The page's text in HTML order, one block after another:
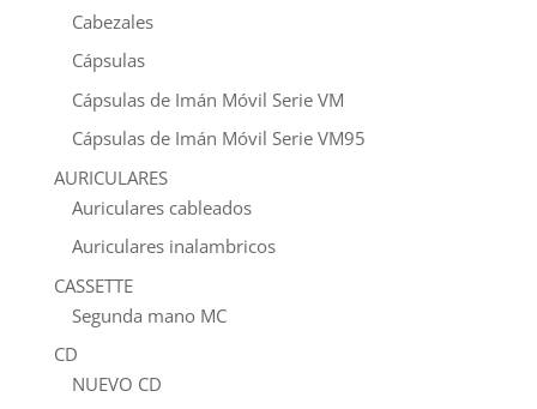
Cabezales
Cápsulas
Cápsulas de Imán Móvil Serie VM
Cápsulas de Imán Móvil Serie VM95
AURICULARES
Auriculares cableados
Auriculares inalambricos
CASSETTE
Segunda mano MC
CD
NUEVO CD